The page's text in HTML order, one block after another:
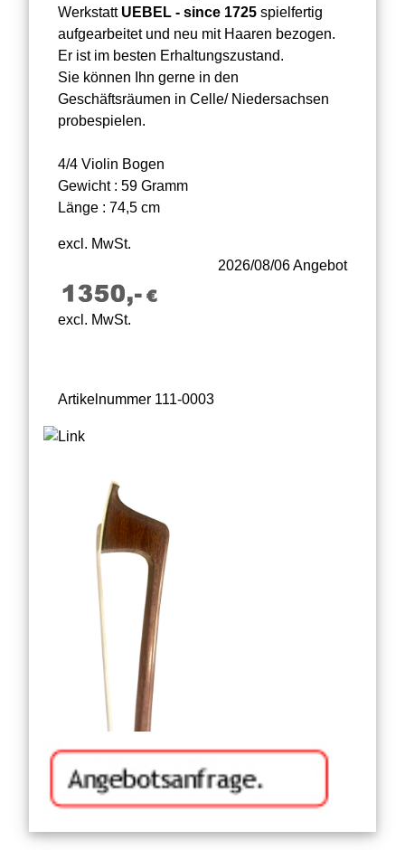
Werkstatt UEBEL - since 1725 spielfertig
aufgearbeitet und neu mit Haaren bezogen.
Er ist im besten Erhaltungszustand.
Sie können Ihn gerne in den
Geschäftsräumen in Celle/ Niedersachsen
probespielen.
4/4 Violin Bogen
Gewicht : 59 Gramm
Länge : 74,5 cm
excl. MwSt.
2026/08/06 Angebot
excl. MwSt.
Artikelnummer 111-0003